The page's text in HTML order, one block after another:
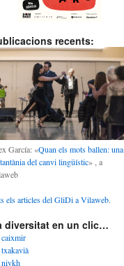
recents:
García: «Quan els mots ballen: una
del canvi lingüístic» , a
els articles del GliDi a Vilaweb.
diversitat en un clic…
caixmir
txakavià
nivkh